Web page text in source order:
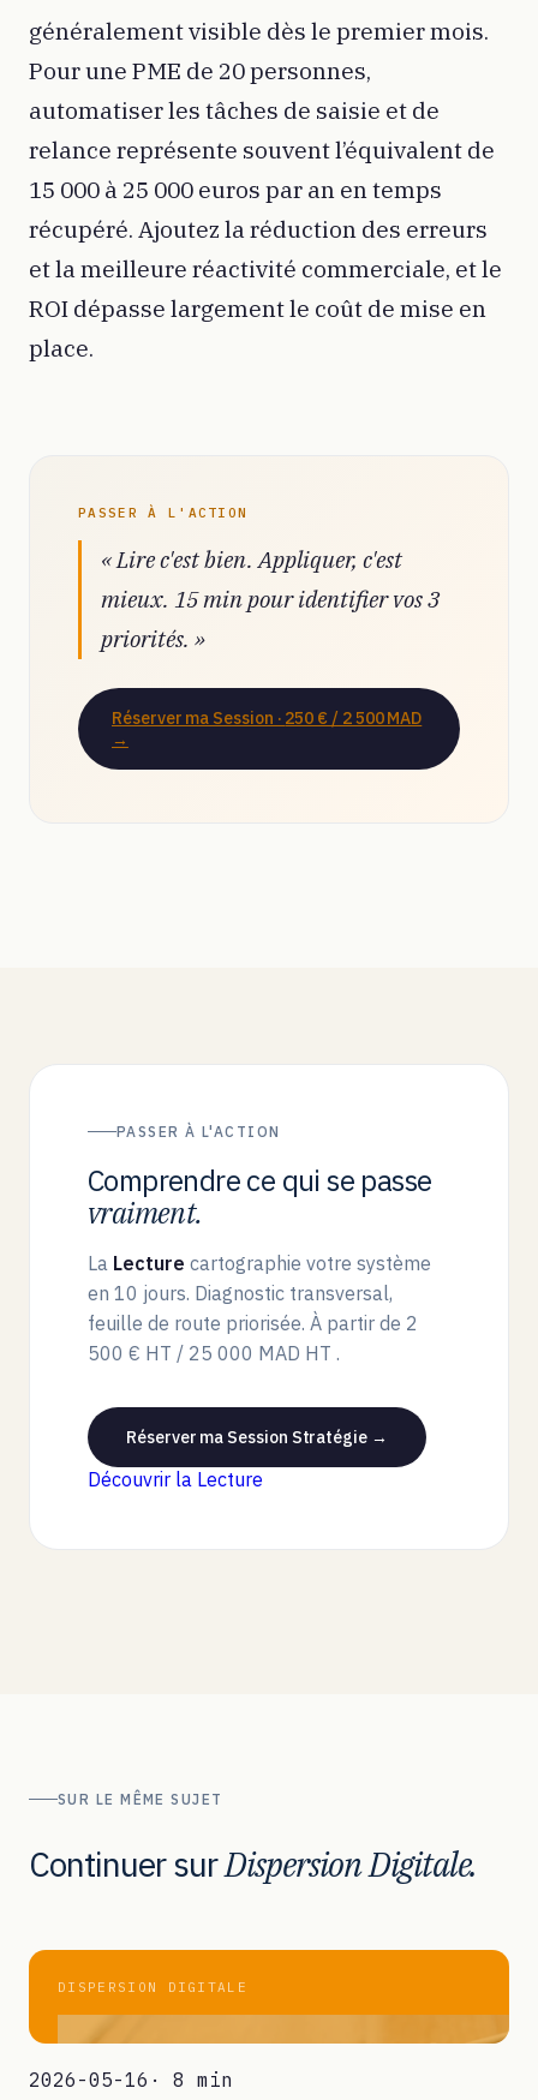
généralement visible dès le premier mois.
Pour une PME de 20 personnes,
automatiser les tâches de saisie et de
relance représente souvent l’équivalent de
15 000 à 25 000 euros par an en temps
récupéré. Ajoutez la réduction des erreurs
et la meilleure réactivité commerciale, et le
ROI dépasse largement le coût de mise en
place.
PASSER À L'ACTION
« Lire c'est bien. Appliquer, c'est
mieux. 15 min pour identifier vos 3
priorités. »
Réserver ma Session · 250 € / 2 500 MAD
→
PASSER À L'ACTION
Comprendre ce qui se passe
vraiment.
La Lecture cartographie votre système
en 10 jours. Diagnostic transversal,
feuille de route priorisée. À partir de 2
500 € HT / 25 000 MAD HT .
Réserver ma Session Stratégie →
Découvrir la Lecture
SUR LE MÊME SUJET
Continuer surDispersion Digitale.
DISPERSION DIGITALE
2026-05-16 · 8 min